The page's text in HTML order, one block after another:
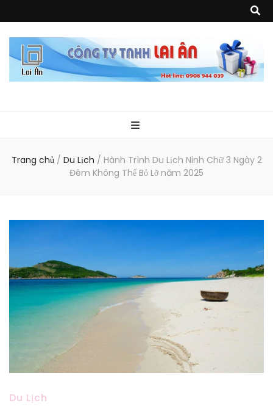
Ân
phẩm về nhựa như áo mưa, túi nhựa, handger…Đặc biệt là các sản phẩm
từ MICA, MDF, FORMAT như tủ trưng bày, quầy, kệ, Tray…
Trang chủ / Du Lịch / Hành Trình Du Lịch Ninh Chữ 3 Ngày 2
Đêm Không Thể Bỏ Lỡ năm 2025
Du Lịch